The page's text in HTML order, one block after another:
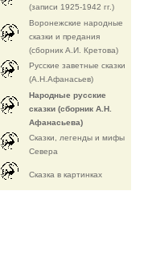
(записи 1925-1942 гг.)
Воронежские народные
сказки и предания
(сборник А.И. Кретова)
Русские заветные сказки
(А.Н.Афанасьев)
Народные русские
сказки (сборник А.Н.
Афанасьева)
Сказки, легенды и мифы
Севера
Cказка в картинках